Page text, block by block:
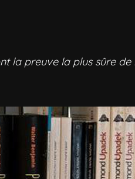
la preuve la plus sûre